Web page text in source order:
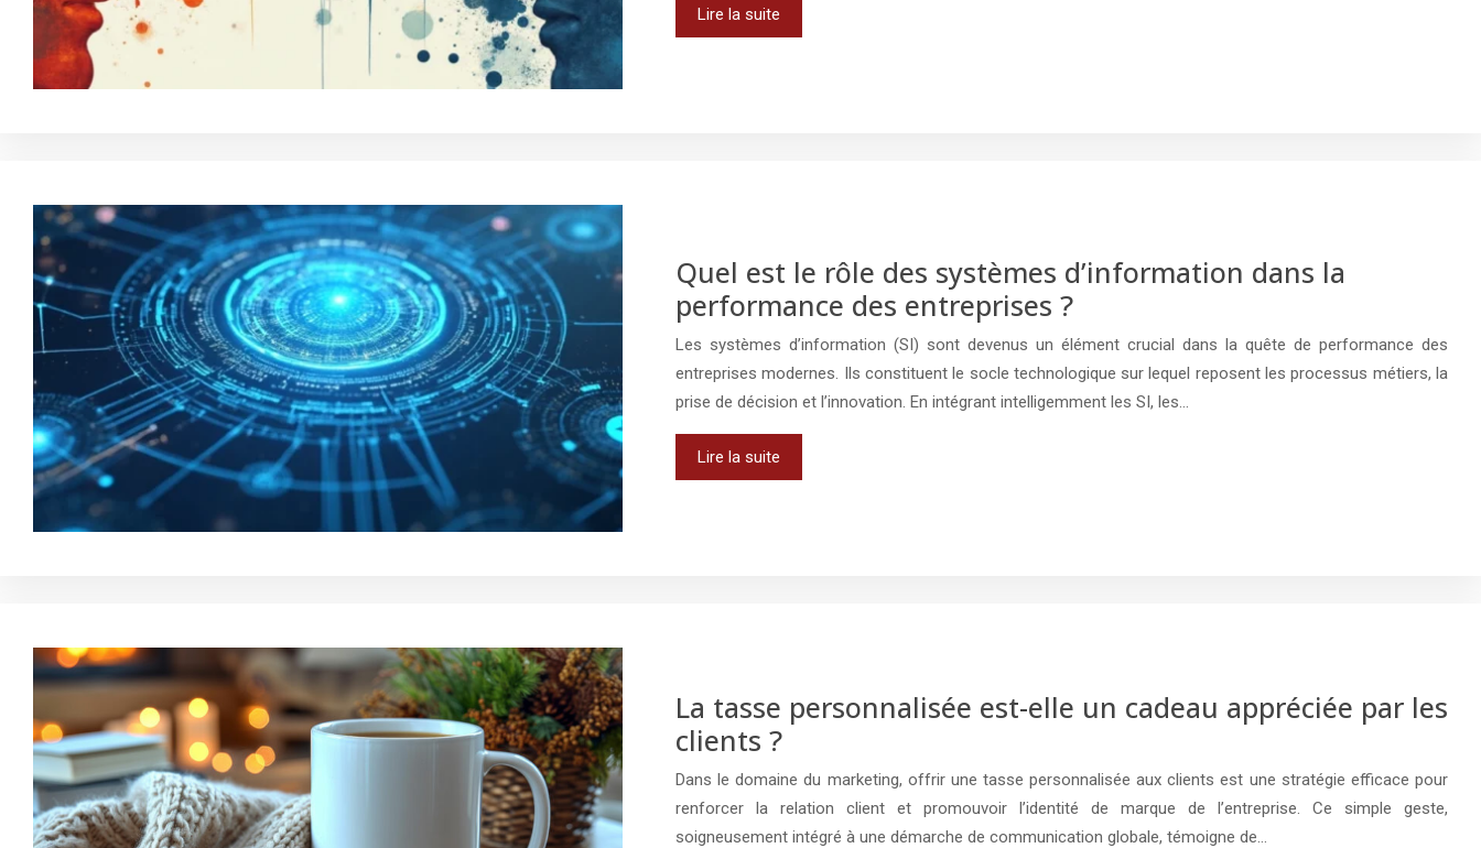
Lire la suite
Quel est le rôle des systèmes d’information dans la
performance des entreprises ?
Les systèmes d’information (SI) sont devenus un élément crucial dans la quête de performance des
entreprises modernes. Ils constituent le socle technologique sur lequel reposent les processus métiers, la
prise de décision et l’innovation. En intégrant intelligemment les SI, les…
Lire la suite
La tasse personnalisée est-elle un cadeau appréciée par les
clients ?
Dans le domaine du marketing, offrir une tasse personnalisée aux clients est une stratégie efficace pour
renforcer la relation client et promouvoir l’identité de marque de l’entreprise. Ce simple geste,
soigneusement intégré à une démarche de communication globale, témoigne de…